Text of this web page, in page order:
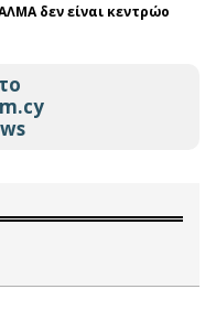
δεν είναι κεντρώο